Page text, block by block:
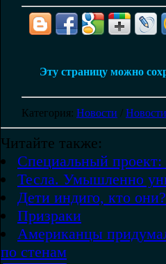
Эту страницу можно
Категория: Новости /
Читайте также:
Специальный
Тесла. Умышленно
Дети индиго, кто они?
Призраки
Американцы
по стенам